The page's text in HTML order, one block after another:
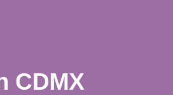
CDMX